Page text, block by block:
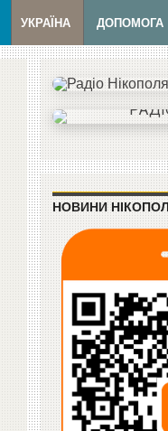
УКРАЇНА ДОПОМОГА
НОВИНИ